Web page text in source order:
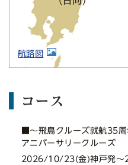
航路図
コース
■〜飛鳥クルーズ就航35
アニバーサリークルーズ
2026/10/23(金)神戸発